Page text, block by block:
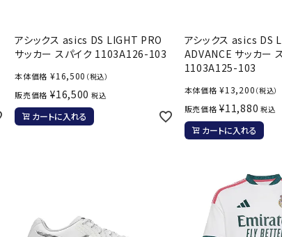
アシックス asics DS LIGHT PRO
サッカー スパイク 1103A126-103
本体価格 ¥16,500 （税込）
販売価格 ¥16,500 税込
カートに入れる
アシックス asics DS
ADVANCE サッカー
1103A125-103
本体価格 ¥13,200 （税込）
販売価格 ¥11,880 税込
カートに入れる